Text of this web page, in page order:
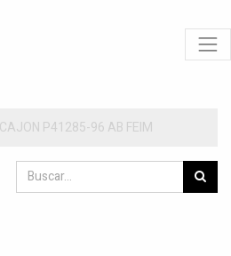
P41285-96 AB FEIM